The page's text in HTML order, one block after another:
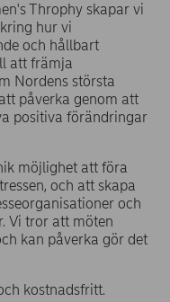
Throphy skapar vi
hur vi
och hållbart
att främja
Nordens största
påverka genom att
positiva förändringar
möjlighet att föra
och att skapa
och
Vi tror att möten
kan påverka gör det
kostnadsfritt.